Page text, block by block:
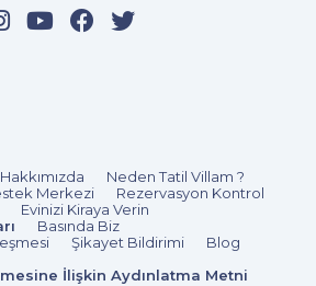
Hakkımızda
Neden Tatil Villam ?
Merkezi
Rezervasyon Kontrol
Evinizi Kiraya Verin
Basında Biz
Şikayet Bildirimi
Blog
İlişkin Aydınlatma Metni